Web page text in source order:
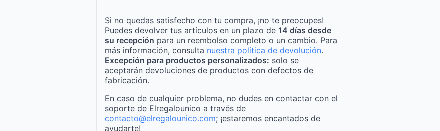
Si no quedas satisfecho con tu compra, ¡no te preocupes!
Puedes devolver tus artículos en un plazo de 14 días desde
su recepción para un reembolso completo o un cambio. Para
más información, consulta nuestra política de devolución.
Excepción para productos personalizados: solo se
aceptarán devoluciones de productos con defectos de
fabricación.
En caso de cualquier problema, no dudes en contactar con el
soporte de Elregalounico a través de
contacto@elregalounico.com; ¡estaremos encantados de
ayudarte!